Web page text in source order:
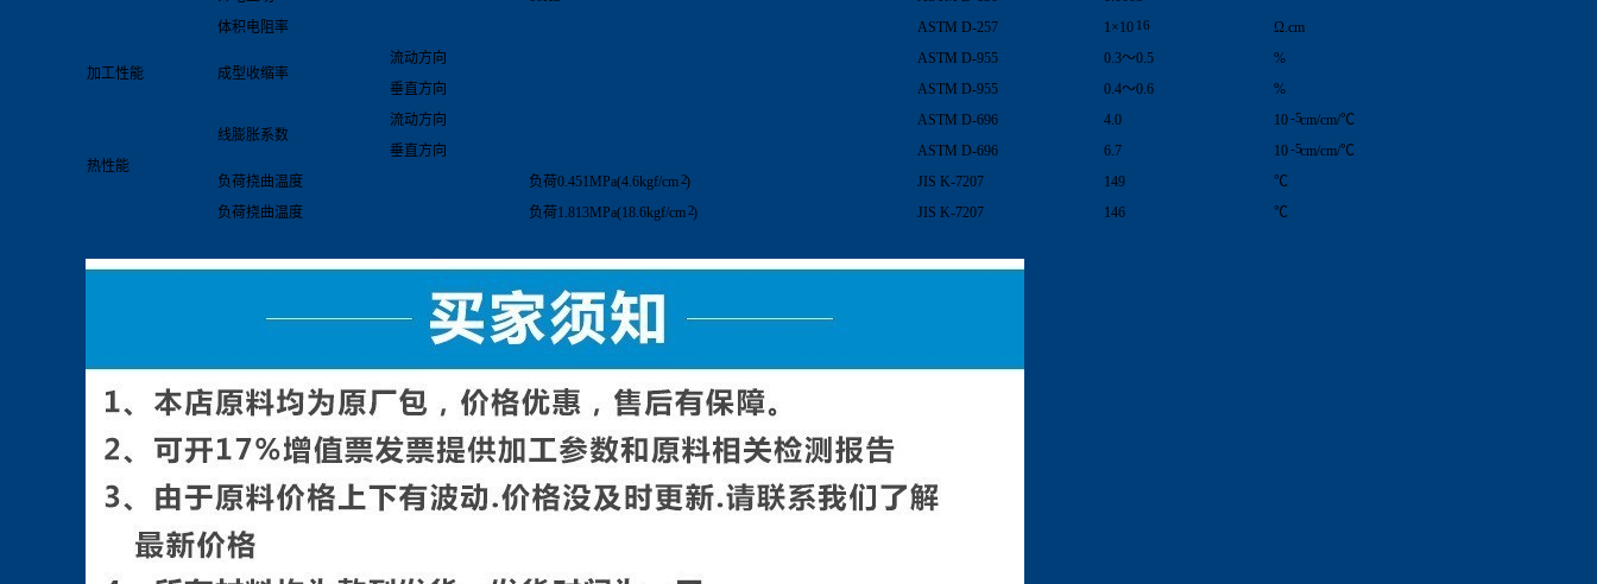
体积电阻率
ASTM D-257 1×10 16 Ω.cm
加工性能 成型收缩率
流动方向 ASTM D-955 0.3～0.5
%
垂直方向
ASTM D-955 0.4～0.6 %
热性能
线膨胀系数
流动方向 ASTM D-696 4.0 10-5cm/cm/℃
垂直方向
ASTM D-696 6.7 10-5cm/cm/℃
负荷挠曲温度
负荷0.451MPa(4.6kgf/cm2) JIS K-7207 149
℃
负荷挠曲温度
负荷1.813MPa(18.6kgf/cm2) JIS K-7207 146 ℃